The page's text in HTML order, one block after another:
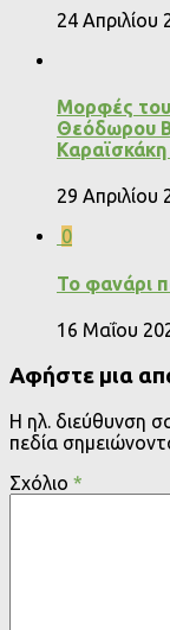
24 Απριλίου
Μορφές
Θεόδωρου
29 Απριλίου
0
Το φανάρι
16 Μαΐου
Αφήστε μια
Η ηλ. διεύθυνση
πεδία
Σχόλιο *